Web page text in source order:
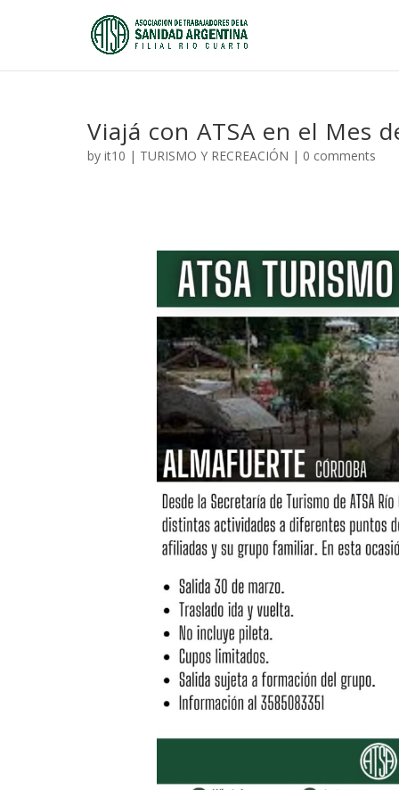
Viajá con ATSA en el Mes
by it10 | TURISMO Y RECREACIÓN | 0 comments